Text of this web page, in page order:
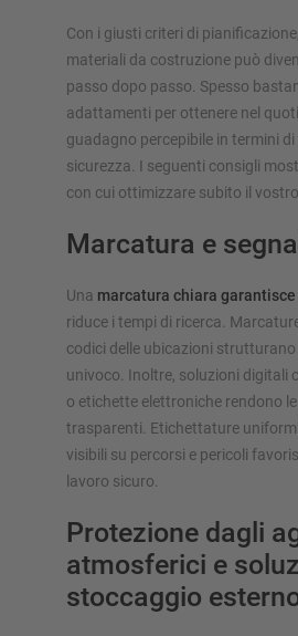
Con i giusti criteri di
materiali da costruzione può
passo dopo passo. Spesso
adattamenti per ottenere nel
guadagno percepibile in termini
sicurezza. I seguenti consigli
con cui ottimizzare subito il
Marcatura e
Una marcatura chiara
riduce i tempi di ricerca.
codici delle ubicazioni strutturano
univoco. Inoltre, soluzioni digitali
o etichette elettroniche rendono
trasparenti. Etichettature
visibili su percorsi e pericoli
lavoro sicuro.
Protezione dagli
atmosferici e
stoccaggio